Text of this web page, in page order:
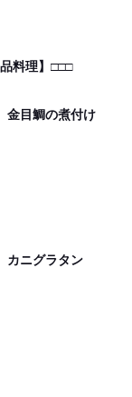
料理】□□□
金目鯛の煮付け
カニグラタン